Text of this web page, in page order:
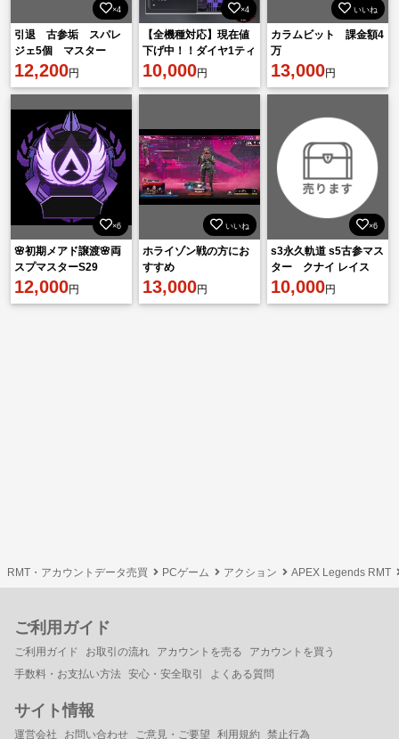
×4
引退 古参垢 スパレ
ジェ5個 マスター
12,200円
×4
【全機種対応】現在値
下げ中！！ダイヤ1ティ
ア1500円！！最高4位
｜複数垢維持実績
10,000円
いいね
カラムビット 課金額4
万
13,000円
×6
🌸初期メアド譲渡🌸両
スプマスターS29
12,000円
いいね
ホライゾン戦の方にお
すすめ
13,000円
×6
s3永久軌道 s5古参マス
ター クナイ レイス
12000kill↑
10,000円
RMT・アカウントデータ売買 PCゲーム アクション APEX Legends RMT
ご利用ガイド
ご利用ガイド お取引の流れ アカウントを売る
アカウントを買う
手数料・お支払い方法 安心・安全取引 よくある質問
サイト情報
運営会社 お問い合わせ ご意見・ご要望 利用規約 禁止行為